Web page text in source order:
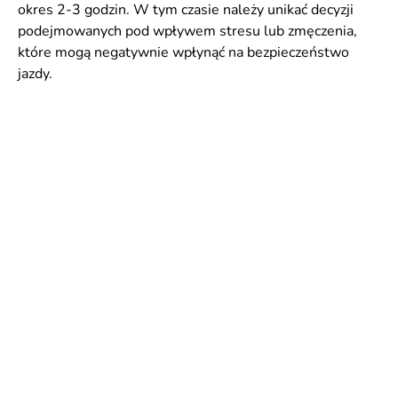
okres 2-3 godzin. W tym czasie należy unikać decyzji
podejmowanych pod wpływem stresu lub zmęczenia,
które mogą negatywnie wpłynąć na bezpieczeństwo
jazdy.